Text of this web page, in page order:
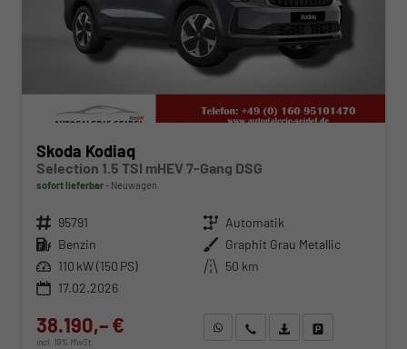
Skoda Kodiaq
Selection 1.5 TSI mHEV 7-Gang DSG
sofort lieferbar Neuwagen
Fahrzeugnr. 95791 Getriebe Automatik
Kraftstoff Benzin Außenfarbe Graphit Grau Metallic
Leistung 110 kW (150 PS) Kilometerstand 50 km
17.02.2026
38.190,– €
incl. 19% MwSt.
WhatsApp anfragen
Wir rufen Sie anFahrzeugexposé (PDF)